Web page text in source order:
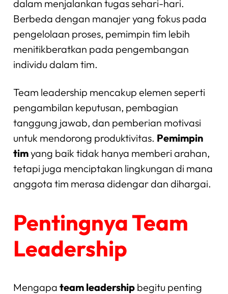
dalam menjalankan tugas sehari-hari.
Berbeda dengan manajer yang fokus pada
pengelolaan proses, pemimpin tim lebih
menitikberatkan pada pengembangan
individu dalam tim.
Team leadership mencakup elemen seperti
pengambilan keputusan, pembagian
tanggung jawab, dan pemberian motivasi
untuk mendorong produktivitas. Pemimpin
timyang baik tidak hanya memberi arahan,
tetapi juga menciptakan lingkungan di mana
anggota tim merasa didengar dan dihargai.
Pentingnya Team
Leadership
Mengapa team leadershipbegitu penting